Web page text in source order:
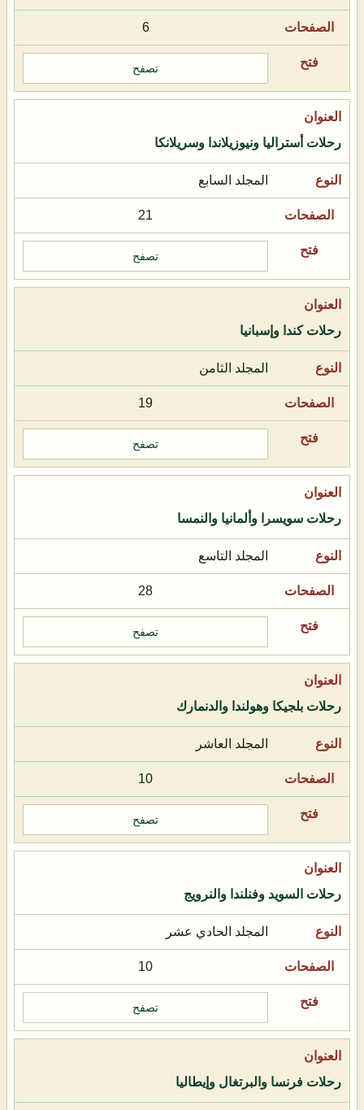
6
تصفح
رحلات أستراليا ونيوزيلاندا وسريلانكا
المجلد السابع
21
تصفح
رحلات كندا وإسبانيا
المجلد الثامن
19
تصفح
رحلات سويسرا وألمانيا والنمسا
المجلد التاسع
28
تصفح
رحلات بلجيكا وهولندا والدنمارك
المجلد العاشر
10
تصفح
رحلات السويد وفنلندا والنرويج
المجلد الحادي عشر
10
تصفح
رحلات فرنسا والبرتغال وإيطاليا